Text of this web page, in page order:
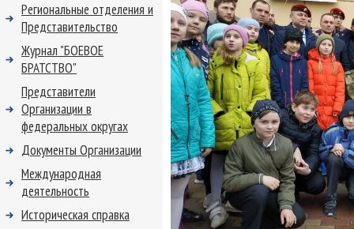
Региональные отделения и
Представительство
Журнал "БОЕВОЕ
БРАТСТВО"
Представители
Организации в
федеральных округах
Документы Организации
Международная
деятельность
Историческая справка